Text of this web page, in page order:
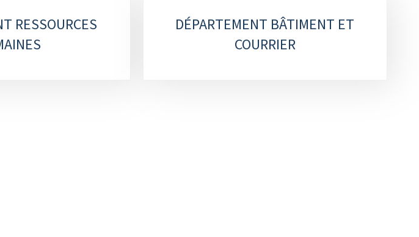
RESSOURCES
DÉPARTEMENT BÂTIMENT ET
COURRIER